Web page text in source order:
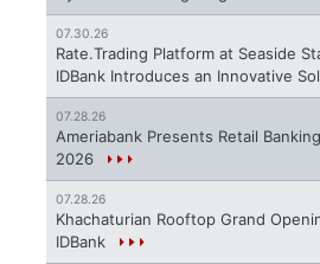
07.30.26
Rate.Trading Platform at Seaside
IDBank Introduces an Innovative
07.28.26
Ameriabank Presents Retail
2026
07.28.26
Khachaturian Rooftop Grand
IDBank